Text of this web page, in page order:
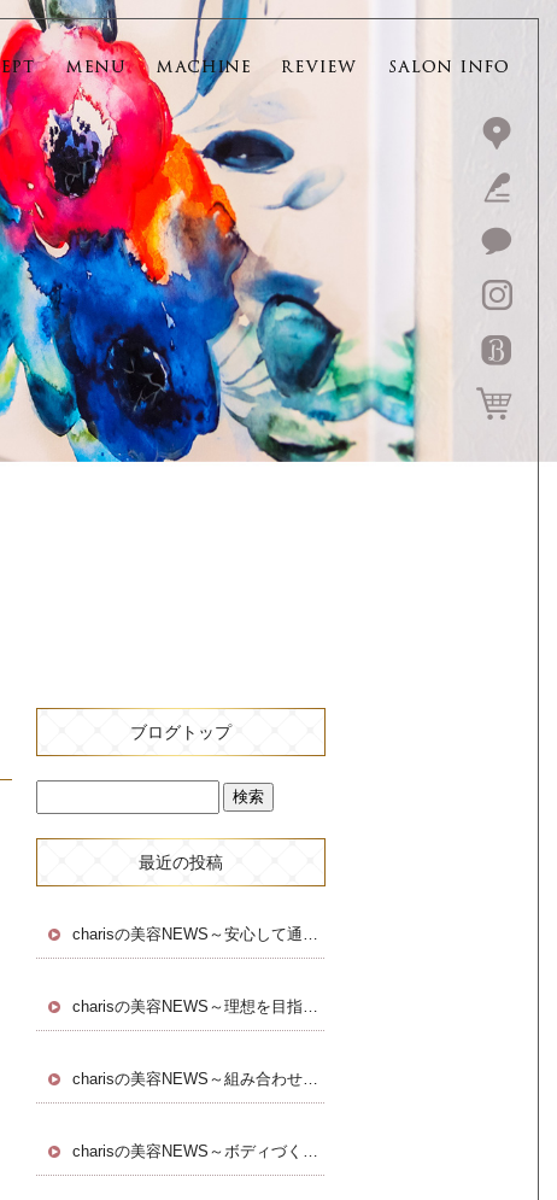
ブログトップ
最近の投稿
charisの美容NEWS～安心して通える～
charisの美容NEWS～理想を目指す～
charisの美容NEWS～組み合わせる～
charisの美容NEWS～ボディづくりはカウンセリングから～